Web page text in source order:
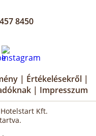
8450
| Értékelésekről |
| Impresszum
Kft.